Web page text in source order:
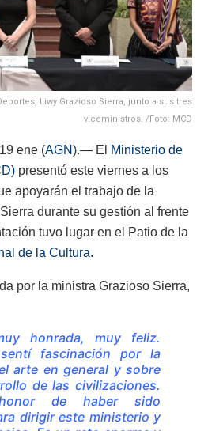
Liwy Grazioso Sierra, junto a sus tres
viceministros. /Foto: MCD
ene (AGN ).— El
Ministerio de
presentó este viernes a los
apoyarán el trabajo de la
durante su gestión al frente
tuvo lugar en el Patio de la
de la Cultura.
por la ministra Grazioso Sierra,
honrada, muy feliz.
fascinación por la
arte en general y sobre
de las civilizaciones.
de haber sido
dirigir este ministerio y